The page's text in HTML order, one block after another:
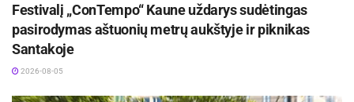
Festivalį „ConTempo“ Kaune uždarys sudėtingas
pasirodymas aštuonių metrų aukštyje ir piknikas
Santakoje
2026-08-05